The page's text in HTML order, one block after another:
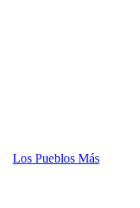
Los Pueblos Más